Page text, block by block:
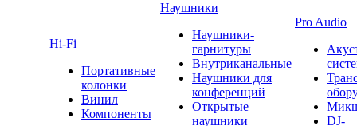
Hi-Fi
Портативные
колонки
Винил
Компоненты
Наушники
Наушники-
гарнитуры
Внутриканальные
Наушники для
конференций
Открытые
наушники
Pro Audio
DJ-